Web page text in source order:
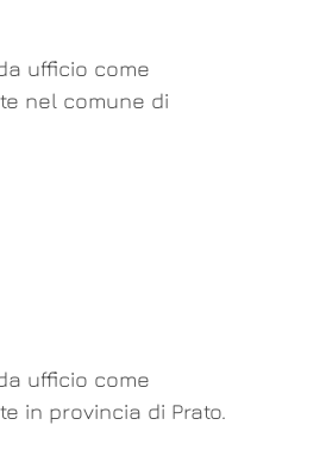
ufficio come
nel comune di
ufficio come
in provincia di Prato.